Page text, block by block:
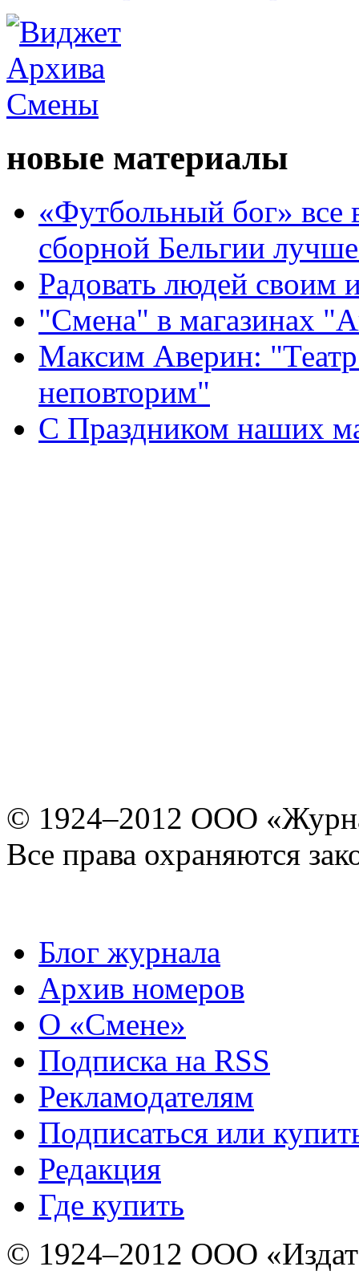
новые материалы
«Футбольный бог» все
сборной Бельгии
Радовать людей своим
"Смена" в магазинах
Максим Аверин:
неповторим"
С Праздником наших
© 1924–2012 ООО
Все права охраняются
Блог журнала
Архив номеров
О «Смене»
Подписка на RSS
Рекламодателям
Подписаться или
Редакция
Где купить
© 1924–2012 ООО